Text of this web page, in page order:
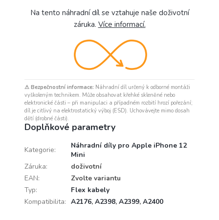
Na tento náhradní díl se vztahuje naše doživotní
záruka. Více informací.
⚠ Bezpečnostní informace: Náhradní díl určený k odborné montáži
vyškoleným technikem. Může obsahovat křehké skleněné nebo
elektronické části – při manipulaci a případném rozbití hrozí pořezání;
díl je citlivý na elektrostatický výboj (ESD). Uchovávejte mimo dosah
dětí (drobné části).
Doplňkové parametry
Kategorie:
Náhradní díly pro Apple iPhone 12
Mini
Záruka:
doživotní
EAN:
Zvolte variantu
Typ:
Flex kabely
Kompatibilita: A2176, A2398, A2399, A2400